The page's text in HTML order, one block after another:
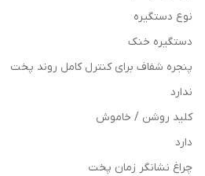
نوع دستگیره
دستگیره خنک
پنجره شفاف برای کنترل کامل روند پخت
ندارد
کلید روشن / خاموش
دارد
چراغ نشانگر زمان پخت